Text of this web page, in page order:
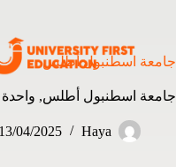
جامعة اسطنبول أطلس
جامعة اسطنبول أطلس, واحدة
Haya
13/04/2025